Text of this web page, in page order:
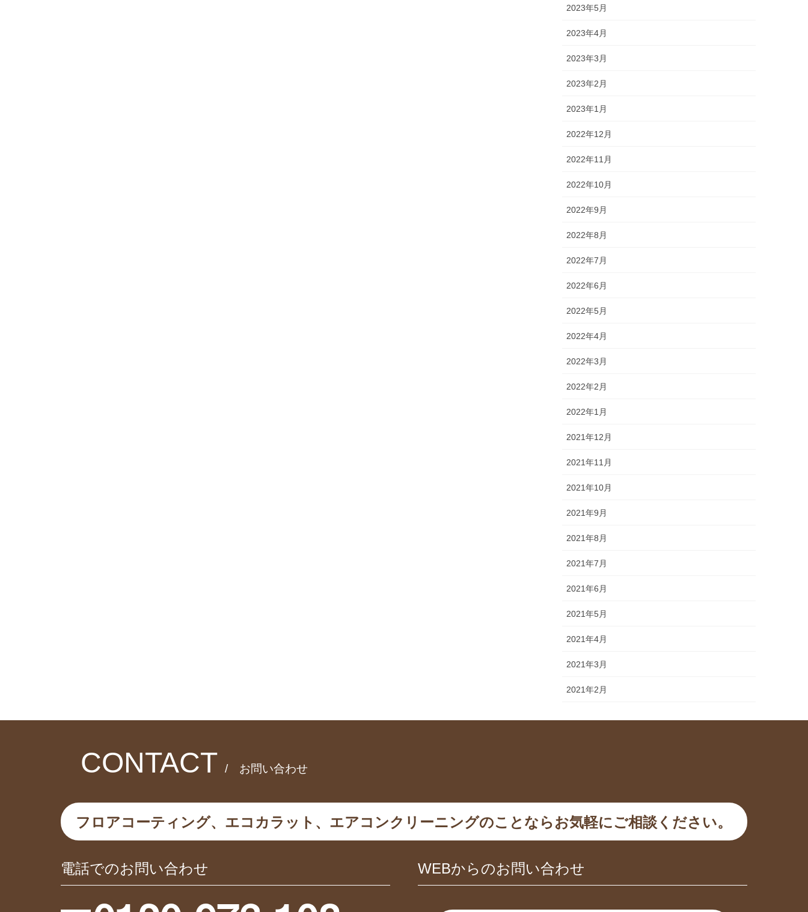
2023年5月
2023年4月
2023年3月
2023年2月
2023年1月
2022年12月
2022年11月
2022年10月
2022年9月
2022年8月
2022年7月
2022年6月
2022年5月
2022年4月
2022年3月
2022年2月
2022年1月
2021年12月
2021年11月
2021年10月
2021年9月
2021年8月
2021年7月
2021年6月
2021年5月
2021年4月
2021年3月
2021年2月
CONTACT/ お問い合わせ
フロアコーティング、エコカラット、エアコンクリーニングのことならお気軽にご相談ください。
電話でのお問い合わせ WEBからのお問い合わせ